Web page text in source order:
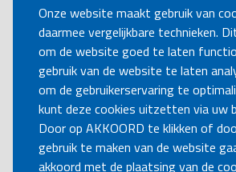
Onze website maakt gebruik van
daarmee vergelijkbare technieken.
om de website goed te laten
gebruik van de website te laten
om de gebruikerservaring te
kunt deze cookies uitzetten via uw
Door op AKKOORD te klikken of
gebruik te maken van de website
akkoord met de plaatsing van de
Kvk nummer: 37140121
VOLG ONS
BEL MIJ TERUG
MAAK EEN AFSPRAAK